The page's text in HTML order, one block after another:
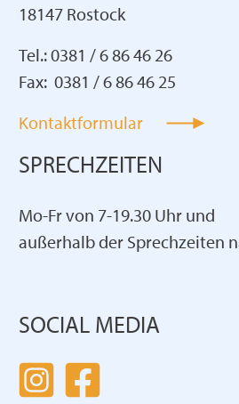
18147 Rostock
Tel.: 0381 / 6 86 46 26
Fax: 0381 / 6 86 46 25
Kontaktformular
SPRECHZEITEN
Mo-Fr von 7-19.30 Uhr und
außerhalb der Sprechzeiten
SOCIAL MEDIA